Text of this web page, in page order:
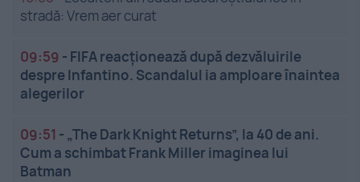
stradă: Vrem aer curat
09:59 - FIFA reacționează după dezvăluirile
despre Infantino. Scandalul ia amploare înaintea
alegerilor
09:51 - „The Dark Knight Returns”, la 40 de ani.
Cum a schimbat Frank Miller imaginea lui
Batman